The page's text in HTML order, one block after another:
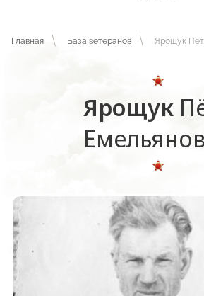
Главная База ветеранов Ярощук
Ярощук